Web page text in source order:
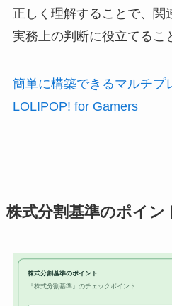
正しく理解することで、関
実務上の判断に役立てるこ
簡単に構築できるマルチ
LOLIPOP! for Gamers
株式分割基準のポイン
株式分割基準のポイント
『株式分割基準』のチェックポイント